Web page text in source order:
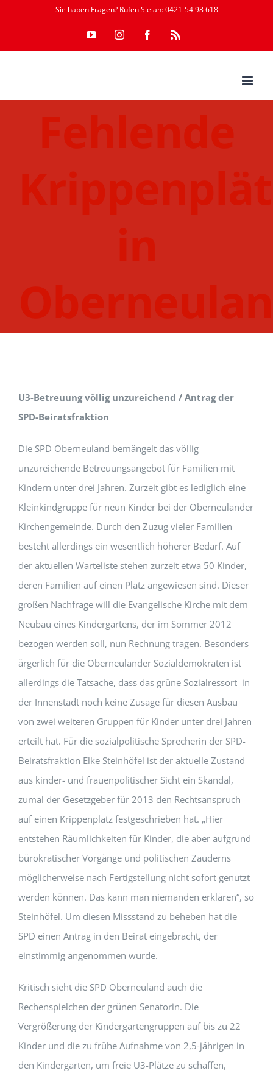
springen
Sie haben Fragen? Rufen Sie an: 0421-54 98 618
YouTubeInstagramFacebookRss
Fehlende
in
U3-Betreuung völlig unzureichend / Antrag der
SPD-Beiratsfraktion
Die SPD Oberneuland bemängelt das völlig
unzureichende Betreuungsangebot für Familien mit
Kindern unter drei Jahren. Zurzeit gibt es lediglich eine
Kleinkindgruppe für neun Kinder bei der Oberneulander
Kirchengemeinde. Durch den Zuzug vieler Familien
besteht allerdings ein wesentlich höherer Bedarf. Auf
der aktuellen Warteliste stehen zurzeit etwa 50 Kinder,
deren Familien auf einen Platz angewiesen sind. Dieser
großen Nachfrage will die Evangelische Kirche mit dem
Neubau eines Kindergartens, der im Sommer 2012
bezogen werden soll, nun Rechnung tragen. Besonders
ärgerlich für die Oberneulander Sozialdemokraten ist
allerdings die Tatsache, dass das grüne Sozialressort in
der Innenstadt noch keine Zusage für diesen Ausbau
von zwei weiteren Gruppen für Kinder unter drei Jahren
erteilt hat. Für die sozialpolitische Sprecherin der SPD-
Beiratsfraktion Elke Steinhöfel ist der aktuelle Zustand
aus kinder- und frauenpolitischer Sicht ein Skandal,
zumal der Gesetzgeber für 2013 den Rechtsanspruch
auf einen Krippenplatz festgeschrieben hat. „Hier
entstehen Räumlichkeiten für Kinder, die aber aufgrund
bürokratischer Vorgänge und politischen Zauderns
möglicherweise nach Fertigstellung nicht sofort genutzt
werden können. Das kann man niemanden erklären“, so
Steinhöfel. Um diesen Missstand zu beheben hat die
SPD einen Antrag in den Beirat eingebracht, der
einstimmig angenommen wurde.
Kritisch sieht die SPD Oberneuland auch die
Rechenspielchen der grünen Senatorin. Die
Vergrößerung der Kindergartengruppen auf bis zu 22
Kinder und die zu frühe Aufnahme von 2,5-jährigen in
den Kindergarten, um freie U3-Plätze zu schaffen,